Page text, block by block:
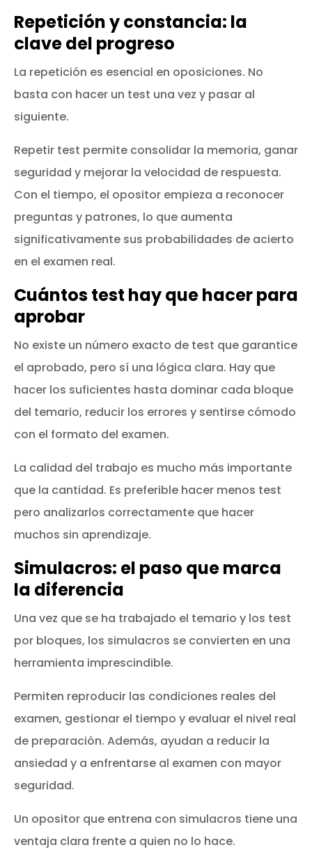
Repetición y constancia: la
clave del progreso
La repetición es esencial en oposiciones. No
basta con hacer un test una vez y pasar al
siguiente.
Repetir test permite consolidar la memoria, ganar
seguridad y mejorar la velocidad de respuesta.
Con el tiempo, el opositor empieza a reconocer
preguntas y patrones, lo que aumenta
significativamente sus probabilidades de acierto
en el examen real.
Cuántos test hay que hacer para
aprobar
No existe un número exacto de test que garantice
el aprobado, pero sí una lógica clara. Hay que
hacer los suficientes hasta dominar cada bloque
del temario, reducir los errores y sentirse cómodo
con el formato del examen.
La calidad del trabajo es mucho más importante
que la cantidad. Es preferible hacer menos test
pero analizarlos correctamente que hacer
muchos sin aprendizaje.
Simulacros: el paso que marca
la diferencia
Una vez que se ha trabajado el temario y los test
por bloques, los simulacros se convierten en una
herramienta imprescindible.
Permiten reproducir las condiciones reales del
examen, gestionar el tiempo y evaluar el nivel real
de preparación. Además, ayudan a reducir la
ansiedad y a enfrentarse al examen con mayor
seguridad.
Un opositor que entrena con simulacros tiene una
ventaja clara frente a quien no lo hace.